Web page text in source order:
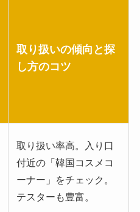
取り扱いの傾向と探
し方のコツ
取り扱い率高。入り口
付近の「韓国コスメコ
ーナー」をチェック。
テスターも豊富。